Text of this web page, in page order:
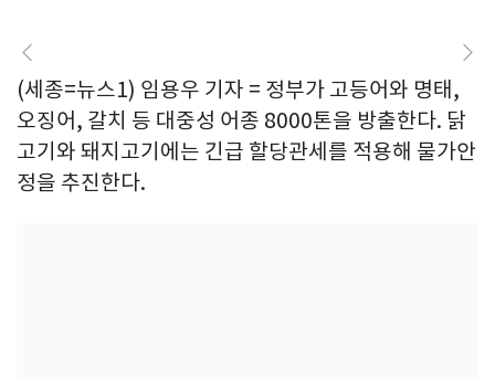
(세종=뉴스1) 임용우 기자 = 정부가 고등어와 명태,
오징어, 갈치 등 대중성 어종 8000톤을 방출한다. 닭
고기와 돼지고기에는 긴급 할당관세를 적용해 물가안
정을 추진한다.